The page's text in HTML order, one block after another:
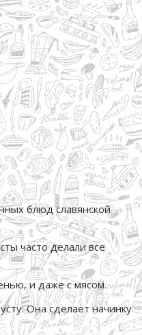
блюд славянской
часто делали все
и даже с мясом.
Она сделает начинку